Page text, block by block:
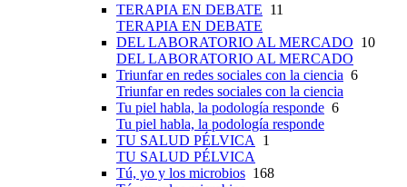
TERAPIA EN DEBATE 11
TERAPIA EN DEBATE
DEL LABORATORIO AL MERCADO 10
DEL LABORATORIO AL MERCADO
Triunfar en redes sociales con la ciencia 6
Triunfar en redes sociales con la ciencia
Tu piel habla, la podología responde 6
Tu piel habla, la podología responde
TU SALUD PÉLVICA
1
TU SALUD PÉLVICA
Tú, yo y los microbios 168